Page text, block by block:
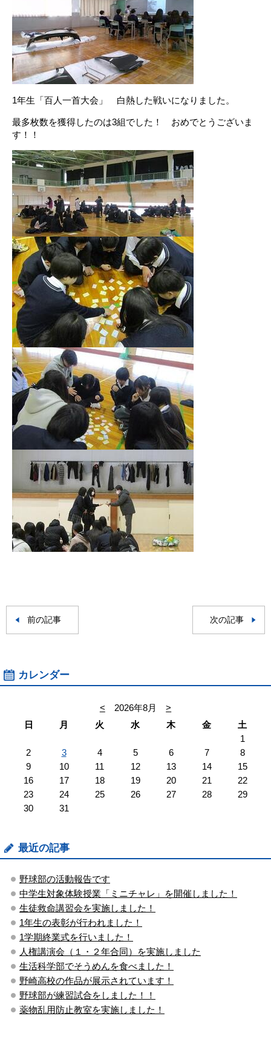
1年生「百人一首大会」 白熱した戦いになりました。
最多枚数を獲得したのは3組でした！ おめでとうございま
す！！
前の記事 次の記事
カレンダー
< 2026年8月
>
日
月 火 水 木 金
土
1
2
3 4 5 6 7
8
9
10 11 12 13 14
15
16
17 18 19 20 21
22
23
24 25 26 27 28
29
30
31
最近の記事
野球部の活動報告です
中学生対象体験授業「ミニチャレ」を開催しました！
生徒救命講習会を実施しました！
1年生の表彰が行われました！
1学期終業式を行いました！
人権講演会（１・２年合同）を実施しました
生活科学部でそうめんを食べました！
野崎高校の作品が展示されています！
野球部が練習試合をしました！！
薬物乱用防止教室を実施しました！